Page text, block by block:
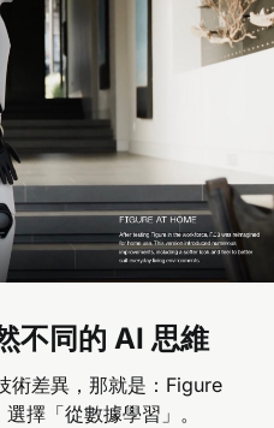
不同的 AI 思維
術差異，那就是：Figure
擇「從數據學習」。